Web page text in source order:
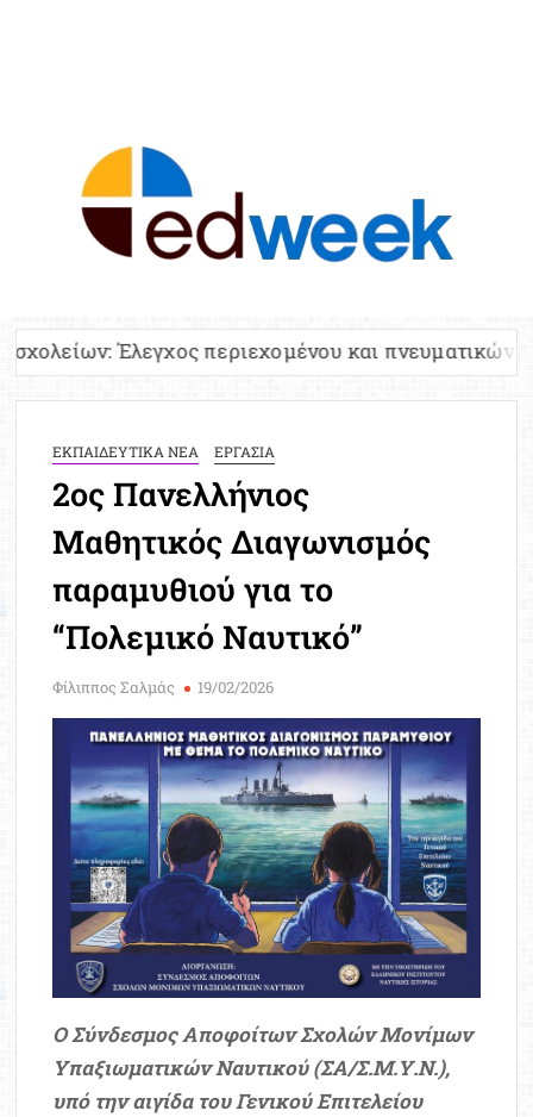
περιεχομένου και πνευματικών δικαιωμάτων
ΕΚΠΑΙΔΕΥΤΙΚΑ ΝΕΑ ΕΡΓΑΣΙΑ
2ος Πανελλήνιος
Μαθητικός Διαγωνισμός
παραμυθιού για το
“Πολεμικό Ναυτικό”
Φίλιππος Σαλμάς 19/02/2026
Ο Σύνδεσμος Αποφοίτων Σχολών Μονίμων
Υπαξιωματικών Ναυτικού (ΣΑ/Σ.Μ.Υ.Ν.),
υπό την αιγίδα του Γενικού Επιτελείου